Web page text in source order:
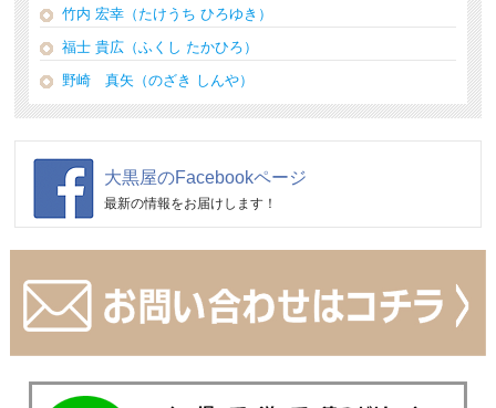
竹内 宏幸（たけうち ひろゆき）
福士 貴広（ふくし たかひろ）
野崎 真矢（のざき しんや）
大黒屋のFacebookページ
最新の情報をお届けします！